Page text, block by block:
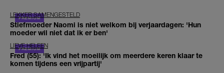
LEKKER SAMENGESTELD
Stiefmoeder Naomi is niet welkom bij verjaardagen: 'Hun
moeder wil niet dat ik er ben'
LIEVE HELEEN
Fred (55): 'Ik vind het moeilijk om meerdere keren klaar te
komen tijdens een vrijpartij'